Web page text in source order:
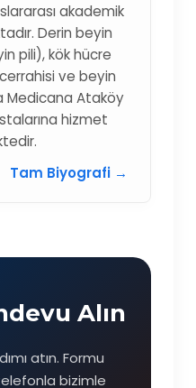
akademik
Derin beyin
pili), kök hücre
ve beyin
Medicana Ataköy
hizmet
Tam Biyografi →
Alın
atın. Formu
bizimle